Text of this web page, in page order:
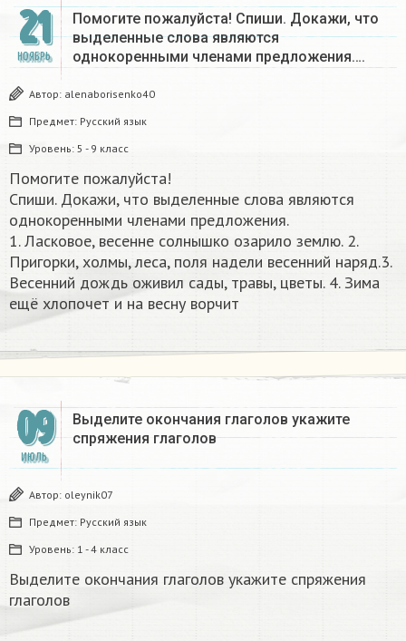
21
НОЯБРЬ
Помогите пожалуйста! Спиши. Докажи, что
выделенные слова являются
однокоренными членами предложения….
Автор: alenaborisenko40
Предмет: Русский язык
Уровень: 5 - 9 класс
Помогите пожалуйста!
Спиши. Докажи, что выделенные слова являются
однокоренными членами предложения.
1. Ласковое, весенне солнышко озарило землю. 2.
Пригорки, холмы, леса, поля надели весенний наряд.3.
Весенний дождь оживил сады, травы, цветы. 4. Зима
ещё хлопочет и на весну ворчит​
09
ИЮЛЬ
Выделите окончания глаголов укажите
спряжения глаголов
Автор: oleynik07
Предмет: Русский язык
Уровень: 1 - 4 класс
Выделите окончания глаголов укажите спряжения
глаголов